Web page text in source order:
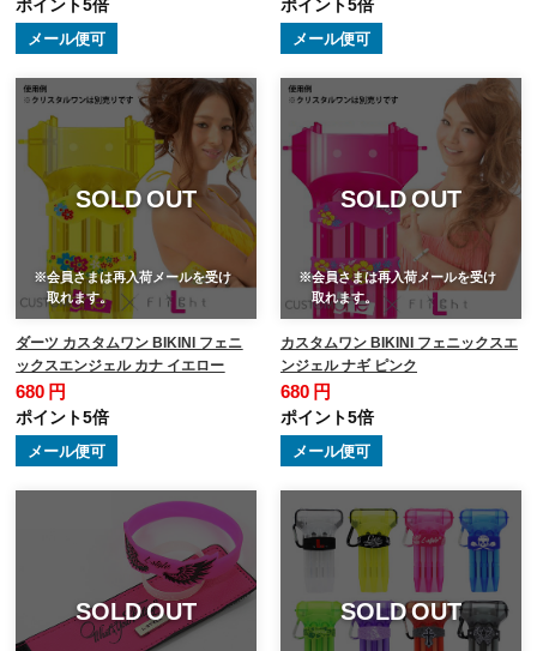
メール便可 メール便可
SOLD OUT
※会員さまは再入荷メールを受け
取れます。
ダーツ カスタムワン BIKINI フェニ
ックスエンジェル カナ イエロー
680 円
ポイント5倍
メール便可
SOLD OUT
※会員さまは再入荷メールを受け
取れます。
カスタムワン BIKINI フェニックスエ
ンジェル ナギ ピンク
680 円
ポイント5倍
メール便可
SOLD OUT SOLD OUT